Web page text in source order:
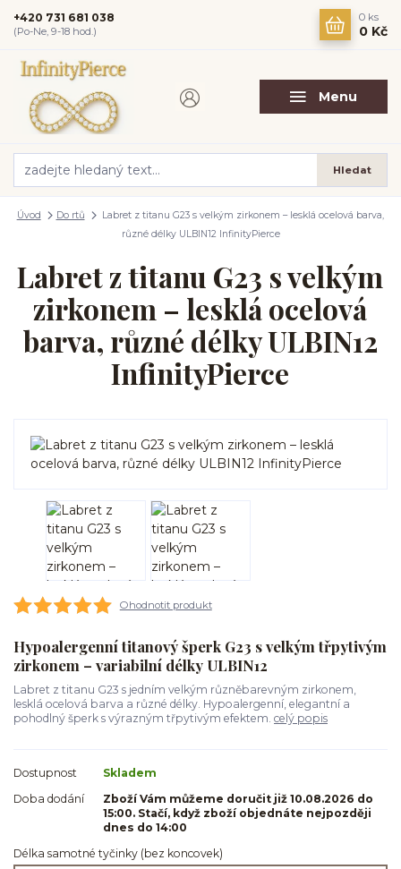
Menu
Hledat
+420 731 681 038
(Po-Ne, 9-18 hod.)
0 ks
0 Kč
Úvod Do rtů
Labret z titanu G23 s velkým zirkonem – lesklá ocelová barva,
různé délky ULBIN12 InfinityPierce
Labret z titanu G23 s velkým
zirkonem – lesklá ocelová
barva, různé délky ULBIN12
InfinityPierce
Ohodnotit produkt
Hypoalergenní titanový šperk G23 s velkým třpytivým
zirkonem – variabilní délky ULBIN12
Labret z titanu G23 s jedním velkým různěbarevným zirkonem,
lesklá ocelová barva a různé délky. Hypoalergenní, elegantní a
pohodlný šperk s výrazným třpytivým efektem. celý popis
Dostupnost
Skladem
Doba dodání
Zboží Vám můžeme doručit již 10.08.2026 do
15:00. Stačí, když zboží objednáte nejpozději
dnes do 14:00
Délka samotné tyčinky (bez koncovek)